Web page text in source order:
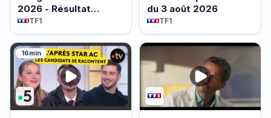
2026 - Résultat
officiel - FDJ
TF1
du 3 août 2026
TF1
16min